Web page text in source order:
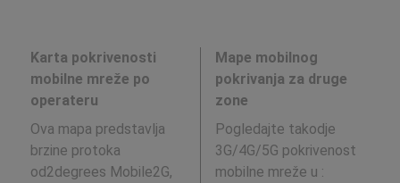
Karta pokrivenosti
mobilne mreže po
operateru
Ova mapa predstavlja
brzine protoka
od2degrees Mobile2G,
Mape mobilnog
pokrivanja za druge
zone
Pogledajte takodje
3G/4G/5G pokrivenost
mobilne mreže u :